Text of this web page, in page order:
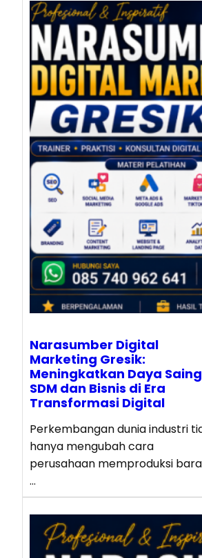
Narasumber Digital
Marketing Gresik:
Meningkatkan Daya Saing
SDM dan Bisnis di Era
Transformasi Digital
Perkembangan dunia industri
hanya mengubah cara
perusahaan memproduksi
…